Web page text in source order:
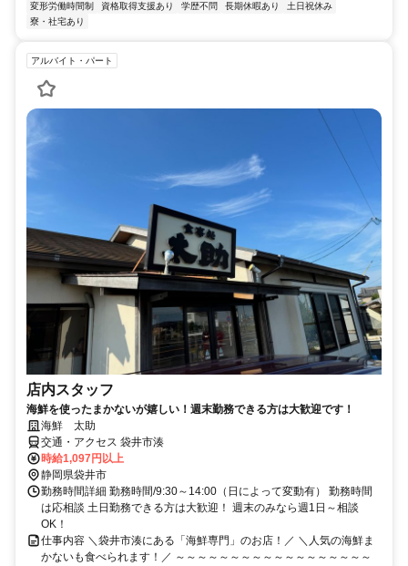
変形労働時間制 資格取得支援あり 学歴不問 長期休暇あり
土日祝休み
寮・社宅あり
アルバイト・パート
店内スタッフ
海鮮を使ったまかないが嬉しい！週末勤務できる方は大歓迎です！
海鮮 太助
交通・アクセス 袋井市湊
時給1,097円以上
静岡県袋井市
勤務時間詳細 勤務時間/9:30～14:00（日によって変動有） 勤務時間
は応相談 土日勤務できる方は大歓迎！ 週末のみなら週1日～相談
OK！
仕事内容 ＼袋井市湊にある「海鮮専門」のお店！／ ＼人気の海鮮ま
かないも食べられます！／ ～～～～～～～～～～～～～～～～～～